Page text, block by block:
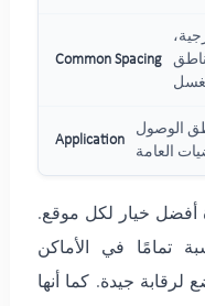
الوصول
العامة
أفضل خيار لكل موقع.
تمامًا في الأماكن
لرقابة جيدة. كما أنها